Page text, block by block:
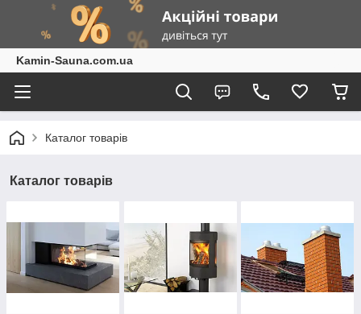
Kamin-Sauna.com.ua
Каталог товарів
Каталог товарів